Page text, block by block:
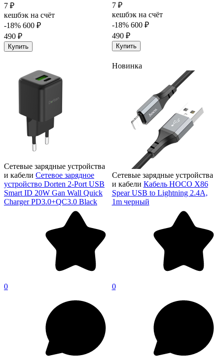
7 ₽
кешбэк на счёт
-18% 600 ₽
490 ₽
Купить
7 ₽
кешбэк на счёт
-18% 600 ₽
490 ₽
Купить
Сетевые зарядные устройства
и кабели Сетевое зарядное
устройство Dorten 2-Port USB
Smart ID 20W Gan Wall Quick
Charger PD3.0+QC3.0 Black
0
Новинка
Сетевые зарядные устройства
и кабели Кабель HOCO X86
Spear USB to Lightning 2.4A,
1m черный
0